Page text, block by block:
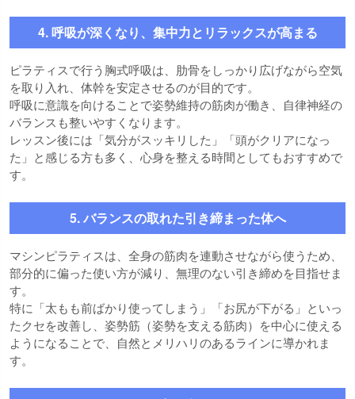
4. 呼吸が深くなり、集中力とリラックスが高まる
ピラティスで行う胸式呼吸は、肋骨をしっかり広げながら空気
を取り入れ、体幹を安定させるのが目的です。
呼吸に意識を向けることで姿勢維持の筋肉が働き、自律神経の
バランスも整いやすくなります。
レッスン後には「気分がスッキリした」「頭がクリアになっ
た」と感じる方も多く、心身を整える時間としてもおすすめで
す。
5. バランスの取れた引き締まった体へ
マシンピラティスは、全身の筋肉を連動させながら使うため、
部分的に偏った使い方が減り、無理のない引き締めを目指せま
す。
特に「太もも前ばかり使ってしまう」「お尻が下がる」といっ
たクセを改善し、姿勢筋（姿勢を支える筋肉）を中心に使える
ようになることで、自然とメリハリのあるラインに導かれま
す。